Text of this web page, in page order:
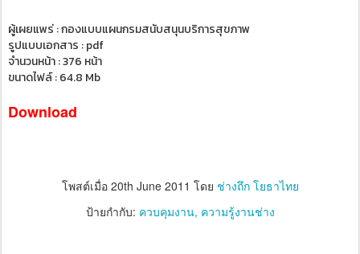
ผู้เผยแพร่ : กองแบบแผนกรมสนับสนุนบริการสุขภาพ
รูปแบบเอกสาร : pdf
จำนวนหน้า : 376 หน้า
ขนาดไฟล์ : 64.8 Mb
Download
โพสต์เมื่อ 20th June 2011 โดย ช่างถึก โยธาไทย
ป้ายกำกับ: ควบคุมงาน ความรู้งานช่าง